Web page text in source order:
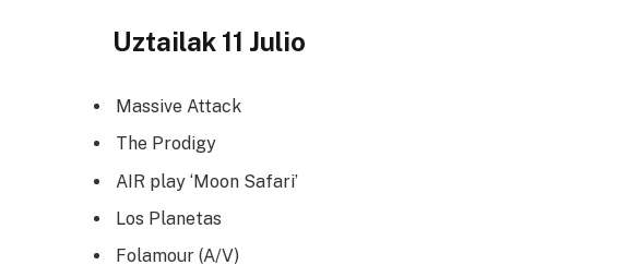
Uztailak 11 Julio
Massive Attack
The Prodigy
AIR play ‘Moon Safari’
Los Planetas
Folamour (A/V)